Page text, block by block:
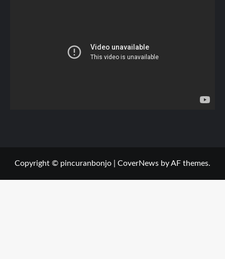
Copyright © pincuranbonjo CoverNews by AF themes.